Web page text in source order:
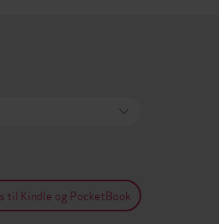
til Kindle og PocketBook